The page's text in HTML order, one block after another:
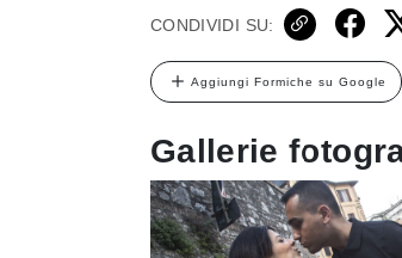
CONDIVIDI SU:
Aggiungi Formiche su Google
Gallerie